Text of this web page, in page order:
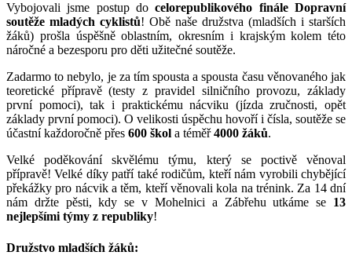
Vybojovali jsme postup docelorepublikového finále Dopravní
soutěže mladých cyklistů! Obě naše družstva (mladších i starších
žáků) prošla úspěšně oblastním, okresním i krajským kolem této
náročné a bezesporu pro děti užitečné soutěže.
Zadarmo to nebylo, je za tím spousta a spousta času věnovaného jak
teoretické přípravě (testy z pravidel silničního provozu, základy
první pomoci), tak i praktickému nácviku (jízda zručnosti, opět
základy první pomoci). O velikosti úspěchu hovoří i čísla, soutěže se
účastní každoročně přes 600 škol a téměř4000 žáků.
Velké poděkování skvělému týmu, který se poctivě věnoval
přípravě! Velké díky patří také rodičům, kteří nám vyrobili chybějící
překážky pro nácvik a těm, kteří věnovali kola na trénink. Za 14 dní
nám držte pěsti, kdy se v Mohelnici a Zábřehu utkáme se 13
nejlepšími týmy z republiky!
Družstvo mladších žáků: